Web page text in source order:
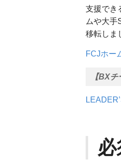
支援でき
ムや大手
移転しま
FCJホー
【BXチ